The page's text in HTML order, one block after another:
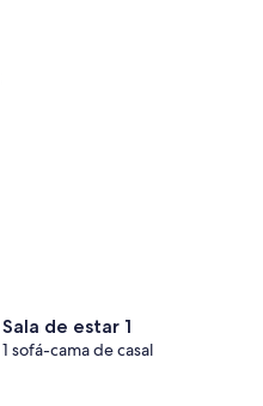
Sala de estar 1
1 sofá-cama de casal